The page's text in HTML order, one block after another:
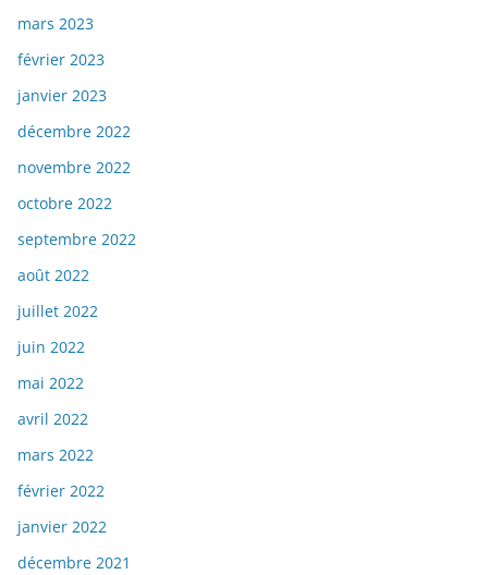
mars 2023
février 2023
janvier 2023
décembre 2022
novembre 2022
octobre 2022
septembre 2022
août 2022
juillet 2022
juin 2022
mai 2022
avril 2022
mars 2022
février 2022
janvier 2022
décembre 2021